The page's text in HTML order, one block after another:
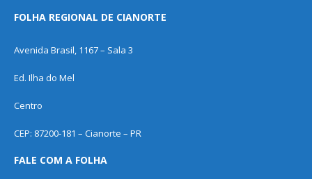
FOLHA REGIONAL DE CIANORTE
Avenida Brasil, 1167 – Sala 3
Ed. Ilha do Mel
Centro
CEP: 87200-181 – Cianorte – PR
FALE COM A FOLHA